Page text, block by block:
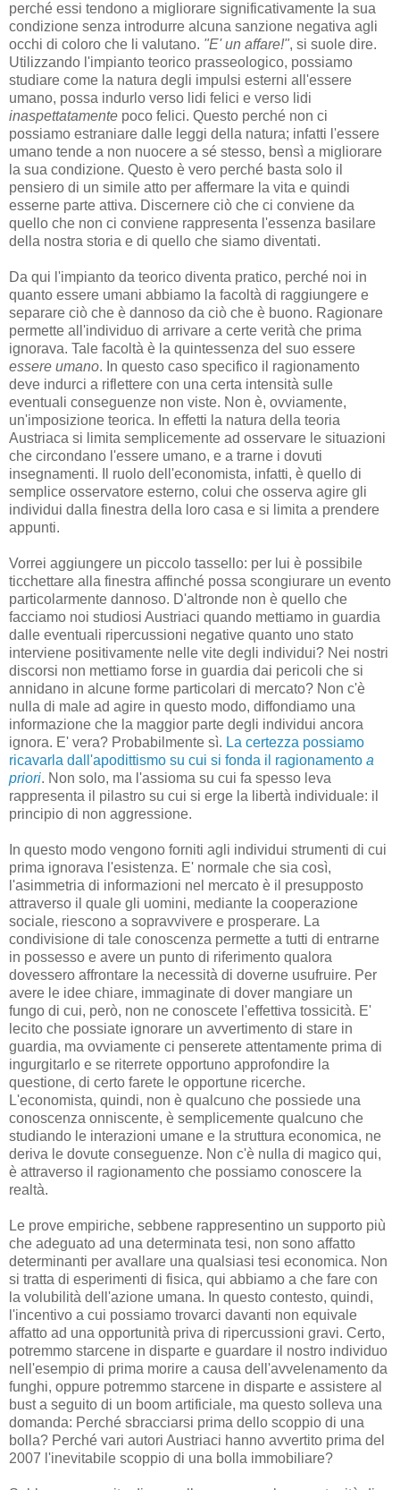
perché essi tendono a migliorare significativamente la sua
condizione senza introdurre alcuna sanzione negativa agli
occhi di coloro che li valutano. "E' un affare!", si suole dire.
Utilizzando l'impianto teorico prasseologico, possiamo
studiare come la natura degli impulsi esterni all'essere
umano, possa indurlo verso lidi felici e verso lidi
inaspettatamente poco felici. Questo perché non ci
possiamo estraniare dalle leggi della natura; infatti l'essere
umano tende a non nuocere a sé stesso, bensì a migliorare
la sua condizione. Questo è vero perché basta solo il
pensiero di un simile atto per affermare la vita e quindi
esserne parte attiva. Discernere ciò che ci conviene da
quello che non ci conviene rappresenta l'essenza basilare
della nostra storia e di quello che siamo diventati.
Da qui l'impianto da teorico diventa pratico, perché noi in
quanto essere umani abbiamo la facoltà di raggiungere e
separare ciò che è dannoso da ciò che è buono. Ragionare
permette all'individuo di arrivare a certe verità che prima
ignorava. Tale facoltà è la quintessenza del suo essere
essere umano. In questo caso specifico il ragionamento
deve indurci a riflettere con una certa intensità sulle
eventuali conseguenze non viste. Non è, ovviamente,
un'imposizione teorica. In effetti la natura della teoria
Austriaca si limita semplicemente ad osservare le situazioni
che circondano l'essere umano, e a trarne i dovuti
insegnamenti. Il ruolo dell'economista, infatti, è quello di
semplice osservatore esterno, colui che osserva agire gli
individui dalla finestra della loro casa e si limita a prendere
appunti.
Vorrei aggiungere un piccolo tassello: per lui è possibile
ticchettare alla finestra affinché possa scongiurare un evento
particolarmente dannoso. D'altronde non è quello che
facciamo noi studiosi Austriaci quando mettiamo in guardia
dalle eventuali ripercussioni negative quanto uno stato
interviene positivamente nelle vite degli individui? Nei nostri
discorsi non mettiamo forse in guardia dai pericoli che si
annidano in alcune forme particolari di mercato? Non c'è
nulla di male ad agire in questo modo, diffondiamo una
informazione che la maggior parte degli individui ancora
ignora. E' vera? Probabilmente sì. La certezza possiamo
ricavarla dall'apodittismo su cui si fonda il ragionamento a
priori. Non solo, ma l'assioma su cui fa spesso leva
rappresenta il pilastro su cui si erge la libertà individuale: il
principio di non aggressione.
In questo modo vengono forniti agli individui strumenti di cui
prima ignorava l'esistenza. E' normale che sia così,
l'asimmetria di informazioni nel mercato è il presupposto
attraverso il quale gli uomini, mediante la cooperazione
sociale, riescono a sopravvivere e prosperare. La
condivisione di tale conoscenza permette a tutti di entrarne
in possesso e avere un punto di riferimento qualora
dovessero affrontare la necessità di doverne usufruire. Per
avere le idee chiare, immaginate di dover mangiare un
fungo di cui, però, non ne conoscete l'effettiva tossicità. E'
lecito che possiate ignorare un avvertimento di stare in
guardia, ma ovviamente ci penserete attentamente prima di
ingurgitarlo e se riterrete opportuno approfondire la
questione, di certo farete le opportune ricerche.
L'economista, quindi, non è qualcuno che possiede una
conoscenza onniscente, è semplicemente qualcuno che
studiando le interazioni umane e la struttura economica, ne
deriva le dovute conseguenze. Non c'è nulla di magico qui,
è attraverso il ragionamento che possiamo conoscere la
realtà.
Le prove empiriche, sebbene rappresentino un supporto più
che adeguato ad una determinata tesi, non sono affatto
determinanti per avallare una qualsiasi tesi economica. Non
si tratta di esperimenti di fisica, qui abbiamo a che fare con
la volubilità dell'azione umana. In questo contesto, quindi,
l'incentivo a cui possiamo trovarci davanti non equivale
affatto ad una opportunità priva di ripercussioni gravi. Certo,
potremmo starcene in disparte e guardare il nostro individuo
nell'esempio di prima morire a causa dell'avvelenamento da
funghi, oppure potremmo starcene in disparte e assistere al
bust a seguito di un boom artificiale, ma questo solleva una
domanda: Perché sbracciarsi prima dello scoppio di una
bolla? Perché vari autori Austriaci hanno avvertito prima del
2007 l'inevitabile scoppio di una bolla immobiliare?